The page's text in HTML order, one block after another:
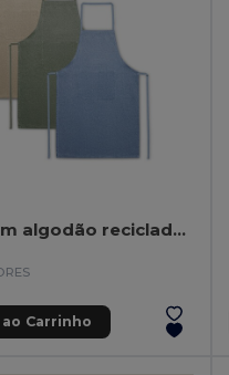
Avental com algodão reciclado (140 g/m²)
Carrinho